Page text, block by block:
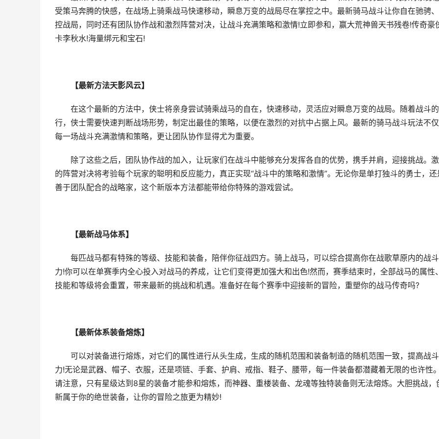
受策马奔腾的快感，在战场上骑乘战马快速移动，瞬息万变的战局尽在掌控之中。最新骑马战斗让你自在驰骋
控战局，同时还有团队协作战和激烈阵营对决，让战斗充满策略和激情!立即参和，赢大荒神兽天书残卷!传奇豪
卡李秋水!海量绑元和宝石!
【最新方法天影风云】
在这个最新的方法中，侠士将亲身尝试骑乘战马的自在，快速移动，灵活应对瞬息万变的战局。随着战斗
行，侠士需要快速判断战场形势，制定出最佳的策略，以便在激烈的对抗中占据上风。最新的骑马战斗玩法不
每一场战斗充满激情和策略，更让团队协作显得尤为重要。
除了这些之后，团队协作战的加入，让玩家们在战斗中能够充分发挥各自的优势，携手并肩，迎接挑战。
的阵营对决将考验每个玩家的聪明和反应能力，真正实现“战斗中的策略和激情”。无论你是单打独斗的勇士，还
善于团队配合的战略家，这个新版本方法都能带给你特殊的游戏尝试。
【最新战马体系】
每匹战马都有特殊的等级、技能和装备，陪伴你征战四方。骑上战马，可以综合提高你在战歌草原内的战
力!你可以在单赛季内全心投入对战马的养成，让它们变得更加强大和出色!然而，赛季结束时，全部战马的属性、
技能和等级将会重置，带来最新的挑战和机遇。准备好在每个赛季中迎接新的冒险，重塑你的战马传奇吗?
【最新体系装备熔炼】
可以对装备进行熔炼，对它们的属性进行从头生成，生成的随机范围和装备制造的随机范围一致，提高战斗
力!无论是武器、帽子、衣服，还是项链、手套、护肩、戒指、鞋子、腰带，每一件装备都潜藏着无限的也许性。
请注意，只有星级达到8星的装备才能参和熔炼，而神器、重楼装备、龙魂等独特装备则无法熔炼。大胆挑战，
新属于你的绝世装备，让你的冒险之旅更为精妙!